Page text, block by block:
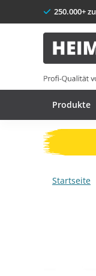
250.000+
Produkte
Startseite